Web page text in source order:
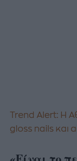
Trend Alert: Η
gloss nails και